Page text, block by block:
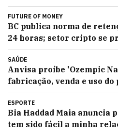
FUTURE OF MONEY
BC publica norma de
24 horas; setor cripto se
SAÚDE
Anvisa proíbe 'Ozempic
fabricação, venda e uso do
ESPORTE
Bia Haddad Maia anuncia
tem sido fácil a minha